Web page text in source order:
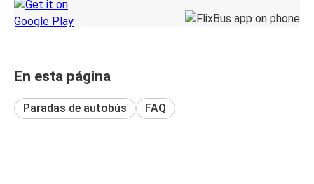
En esta página
Paradas de autobús FAQ